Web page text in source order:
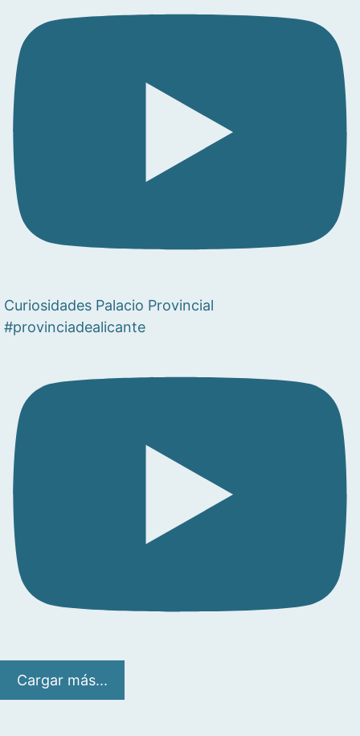
Curiosidades Palacio Provincial
#provinciadealicante
Cargar más...